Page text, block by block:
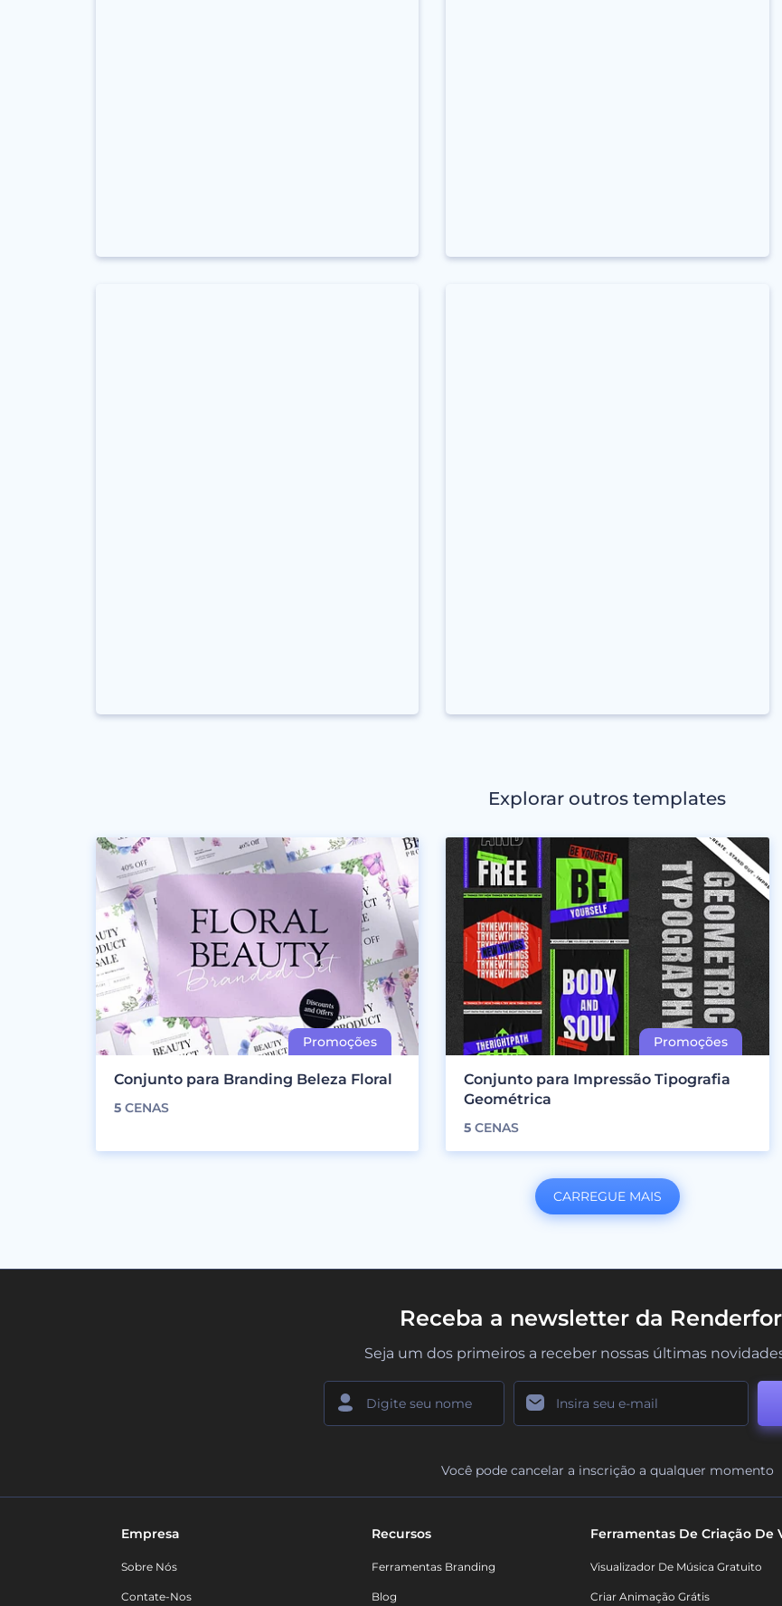
Explorar outros templates
Conjunto para Branding Beleza Floral
5 CENAS
Conjunto para Impressão Tipografia
Geométrica
5 CENAS
CARREGUE MAIS
Receba a newsletter da
Seja um dos primeiros a receber nossas últimas
Você pode cancelar a inscrição a qualquer momento
Empresa
Sobre Nós
Contate-Nos
Recursos
Ferramentas Branding
Blog
Ferramentas De Criação De
Visualizador De Música Gratuito
Criar Animação Grátis